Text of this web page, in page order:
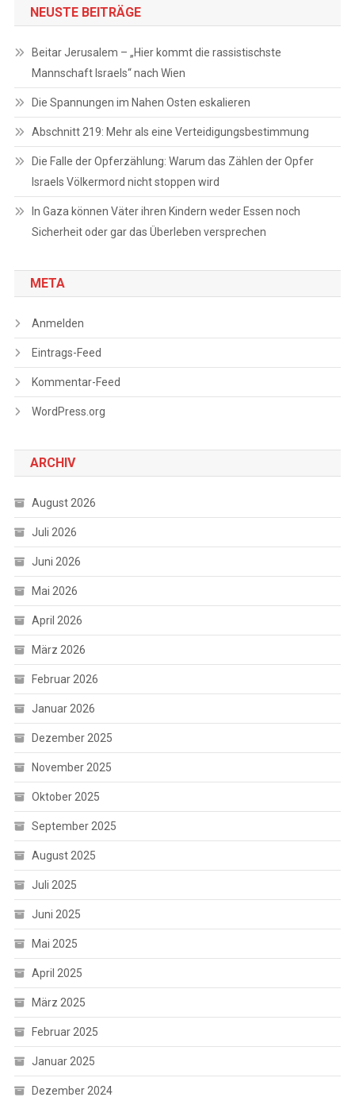
NEUSTE BEITRÄGE
Beitar Jerusalem – „Hier kommt die rassistischste
Mannschaft Israels“ nach Wien
Die Spannungen im Nahen Osten eskalieren
Abschnitt 219: Mehr als eine Verteidigungsbestimmung
Die Falle der Opferzählung: Warum das Zählen der Opfer
Israels Völkermord nicht stoppen wird
In Gaza können Väter ihren Kindern weder Essen noch
Sicherheit oder gar das Überleben versprechen
META
Anmelden
Eintrags-Feed
Kommentar-Feed
WordPress.org
ARCHIV
August 2026
Juli 2026
Juni 2026
Mai 2026
April 2026
März 2026
Februar 2026
Januar 2026
Dezember 2025
November 2025
Oktober 2025
September 2025
August 2025
Juli 2025
Juni 2025
Mai 2025
April 2025
März 2025
Februar 2025
Januar 2025
Dezember 2024